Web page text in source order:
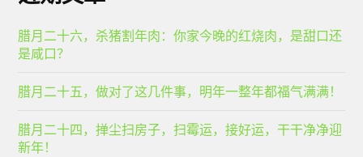
腊月二十六，杀猪割年肉：你家今晚的红烧肉，是甜口还
是咸口？
腊月二十五，做对了这几件事，明年一整年都福气满满！
腊月二十四，掸尘扫房子，扫霉运，接好运，干干净净迎
新年！